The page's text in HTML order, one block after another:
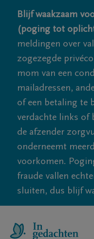
Blijf waakzaam
(poging tot
meldingen over
zogezegde
mom van een
mailadressen,
of een betaling te
verdachte links of
de afzender
onderneemt
voorkomen.
fraude vallen
sluiten, dus blijf